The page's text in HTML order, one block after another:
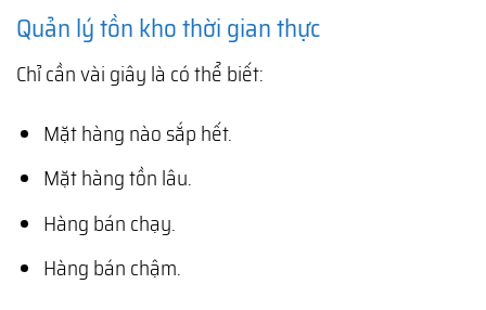
Quản lý tồn kho thời gian thực
Chỉ cần vài giây là có thể biết:
Mặt hàng nào sắp hết.
Mặt hàng tồn lâu.
Hàng bán chạy.
Hàng bán chậm.